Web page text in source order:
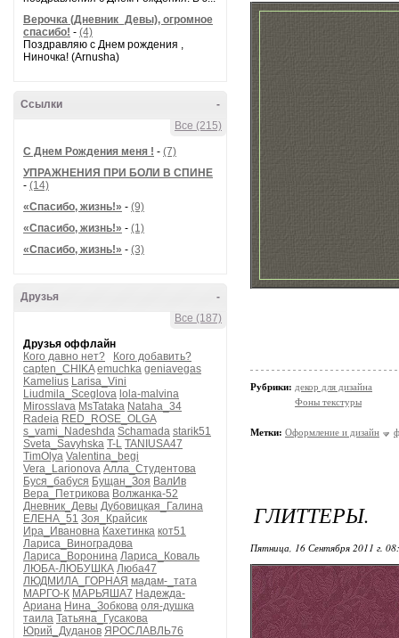
Верочка (Дневник_Девы), огромное
спасибо! - (4)
Поздравляю с Днем рождения ,
Ниночка! (Arnusha)
-
Ссылки
Все (215)
С Днем Рождения меня ! - (7)
УПРАЖНЕНИЯ ПРИ БОЛИ В СПИНЕ
- (14)
«Спасибо, жизнь!» - (9)
«Спасибо, жизнь!» - (1)
«Спасибо, жизнь!» - (3)
-
Друзья
Все (187)
Друзья оффлайн
Кого давно нет?
Кого добавить?
capten_CHIKA emuchka geniavegas
Kamelius Larisa_Vini
Liudmila_Sceglova lola-malvina
Mirosslava MsTataka Nataha_34
Radeia RED_ROSE_OLGA
s_vami_Nadeshda Schamada starik51
Sveta_Savyhska T-L TANIUSA47
TimOlya Valentina_begi
Vera_Larionova Алла_Студентова
Буся_бабуся Бущан_Зоя ВалИв
Вера_Петрикова Волжанка-52
Дневник_Девы Дубовицкая_Галина
ЕЛЕНА_51 Зоя_Крайсик
Ира_Ивановна Кахетинка кот51
Лариса_Виноградова
Лариса_Воронина Лариса_Коваль
ЛЮБА-ЛЮБУШКА Люба47
ЛЮДМИЛА_ГОРНАЯ мадам-_тата
МАРГО-К МАРЬЯША7 Надежда-
Ариана Нина_Зобкова оля-душка
таила Татьяна_Гусакова
Юрий_Дуданов ЯРОСЛАВЛЬ76
Рубрики: декор для дизайна
Фоны текстуры
Метки: Оформление и дизайн
ГЛИТТЕРЫ.
Пятница, 16 Сентября 2011 г.